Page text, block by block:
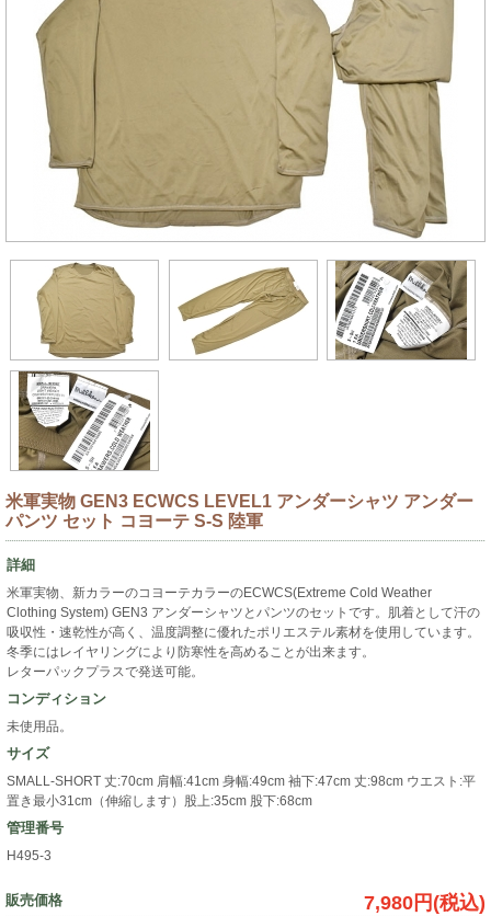
米軍実物 GEN3 ECWCS LEVEL1 アンダーシャツ アンダー
パンツ セット コヨーテ S-S 陸軍
詳細
米軍実物、新カラーのコヨーテカラーのECWCS(Extreme Cold Weather
Clothing System) GEN3 アンダーシャツとパンツのセットです。肌着として汗の
吸収性・速乾性が高く、温度調整に優れたポリエステル素材を使用しています。
冬季にはレイヤリングにより防寒性を高めることが出来ます。
レターパックプラスで発送可能。
コンディション
未使用品。
サイズ
SMALL-SHORT 丈:70cm 肩幅:41cm 身幅:49cm 袖下:47cm 丈:98cm ウエスト:平
置き最小31cm（伸縮します）股上:35cm 股下:68cm
管理番号
H495-3
販売価格 7,980円(税込)